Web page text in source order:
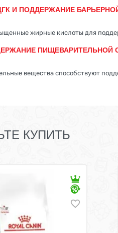
И ПОДДЕРЖАНИЕ
жирные кислоты для
ПИЩЕВАРИТЕЛЬНОЙ
вещества способствуют
КУПИТЬ